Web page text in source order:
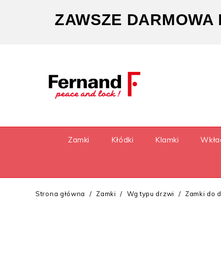
ZAWSZE DARMOWA
Zamki Kłódki Klamki
Strona główna Zamki Wg typu drzwi Zamki do